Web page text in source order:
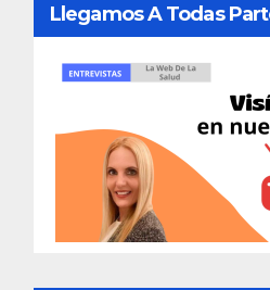
Llegamos A Todas